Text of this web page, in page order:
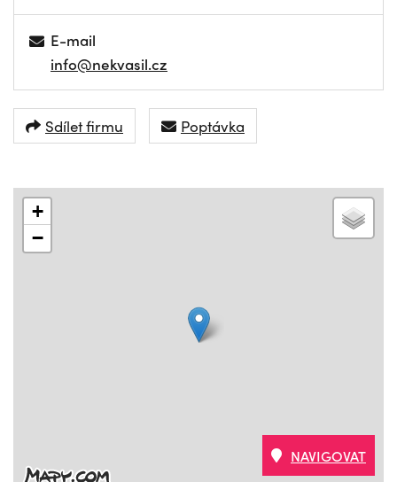
E-mail
info@nekvasil.cz
Sdílet firmu Poptávka
+
−
NAVIGOVAT